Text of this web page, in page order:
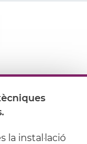
la instal·lació